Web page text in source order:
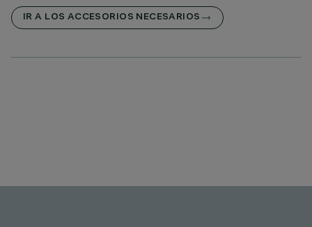
IR A LOS ACCESORIOS NECESARIOS